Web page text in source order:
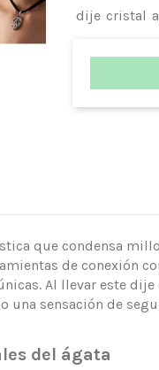
dije cristal
que condensa
de conexión
Al llevar este
una sensación de
del ágata